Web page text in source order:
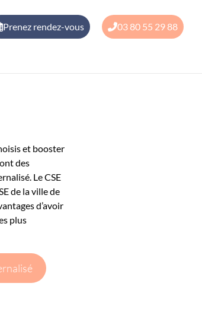
Prenez rendez-vous 03 80 55 29 88
et booster
des
Le CSE
de la ville de
d’avoir
plus